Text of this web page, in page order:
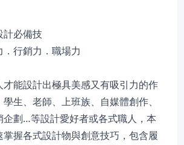
計必備技
行銷力．職場力
能設計出極具美感又有吸引力的作
生、老師、上班族、自媒體創作、
企劃…等設計愛好者或各式職人，本
握各式設計物與創意技巧，包含履